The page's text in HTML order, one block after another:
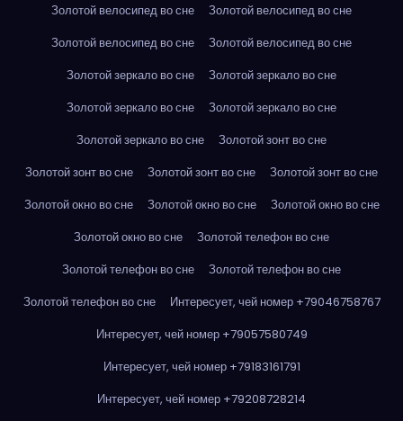
Золотой велосипед во сне
Золотой велосипед во сне
Золотой велосипед во сне
Золотой велосипед во сне
Золотой зеркало во сне
Золотой зеркало во сне
Золотой зеркало во сне
Золотой зеркало во сне
Золотой зеркало во сне
Золотой зонт во сне
Золотой зонт во сне
Золотой зонт во сне
Золотой зонт во сне
Золотой окно во сне
Золотой окно во сне
Золотой окно во сне
Золотой окно во сне
Золотой телефон во сне
Золотой телефон во сне
Золотой телефон во сне
Золотой телефон во сне
Интересует, чей номер +79046758767
Интересует, чей номер +79057580749
Интересует, чей номер +79183161791
Интересует, чей номер +79208728214